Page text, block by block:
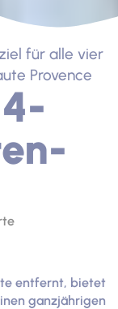
für alle vier
Provence
entfernt, bietet
ganzjährigen